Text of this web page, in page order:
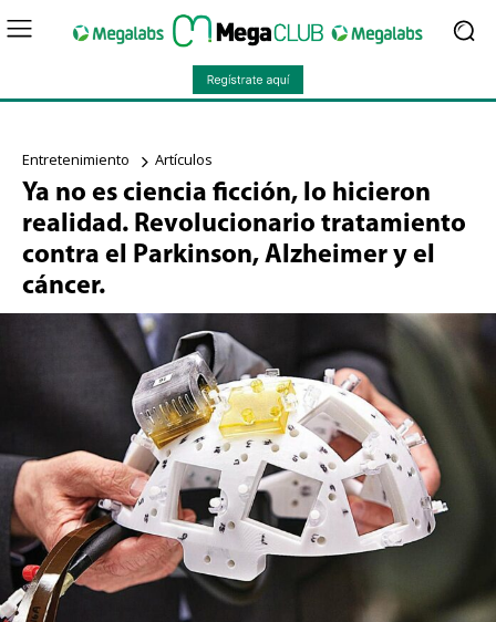
Entretenimiento Artículos
Ya no es ciencia ficción, lo hicieron
realidad. Revolucionario tratamiento
contra el Parkinson, Alzheimer y el
cáncer.